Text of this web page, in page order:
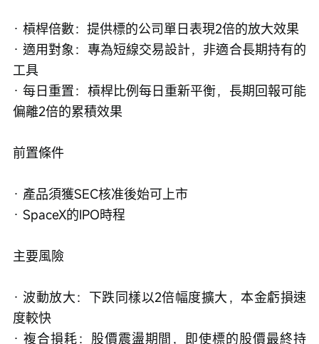
· 槓桿倍數：提供標的公司單日表現2倍的放大效果
· 適用對象：專為短線交易設計，非適合長期持有的
工具
· 每日重置：槓桿比例每日重新平衡，長期回報可能
偏離2倍的累積效果
前置條件
· 產品須獲SEC核准後始可上市
· SpaceX的IPO時程
主要風險
· 波動放大：下跌同樣以2倍幅度擴大，本金虧損速
度較快
· 複合損耗：股價震盪期間，即使標的股價最終持